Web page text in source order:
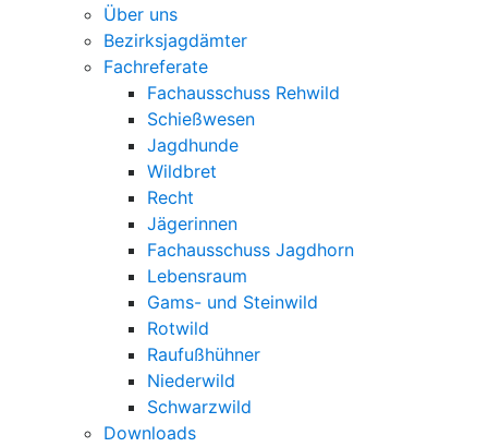
Über uns
Bezirksjagdämter
Fachreferate
Fachausschuss Rehwild
Schießwesen
Jagdhunde
Wildbret
Recht
Jägerinnen
Fachausschuss Jagdhorn
Lebensraum
Gams- und Steinwild
Rotwild
Raufußhühner
Niederwild
Schwarzwild
Downloads